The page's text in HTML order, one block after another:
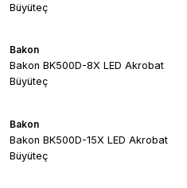
Büyüteç
Bakon
Bakon BK500D-8X LED Akrobat
Büyüteç
Bakon
Bakon BK500D-15X LED Akrobat
Büyüteç